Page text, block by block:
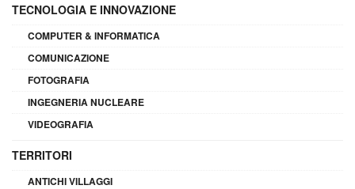
TECNOLOGIA E INNOVAZIONE
COMPUTER & INFORMATICA
COMUNICAZIONE
FOTOGRAFIA
INGEGNERIA NUCLEARE
VIDEOGRAFIA
TERRITORI
ANTICHI VILLAGGI